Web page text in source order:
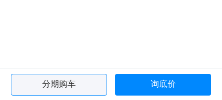
分期购车 询底价